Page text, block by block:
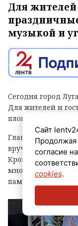
Для жителей
музыкой и
Сегодня город
Для жителей и
площадки,
Главным
вручения знака
Кроме того,
многодетные
памятные награды
Сайт
Продолжая
согласие
cookies.